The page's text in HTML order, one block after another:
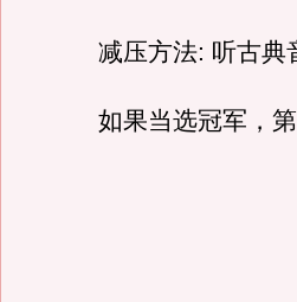
减压方法: 听古典
如果当选冠军，第